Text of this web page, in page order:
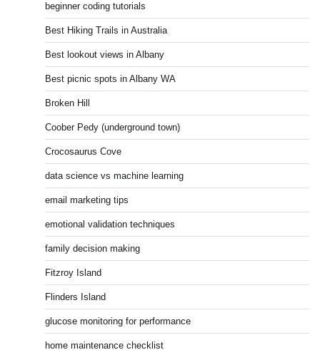
beginner coding tutorials
Best Hiking Trails in Australia
Best lookout views in Albany
Best picnic spots in Albany WA
Broken Hill
Coober Pedy (underground town)
Crocosaurus Cove
data science vs machine learning
email marketing tips
emotional validation techniques
family decision making
Fitzroy Island
Flinders Island
glucose monitoring for performance
home maintenance checklist